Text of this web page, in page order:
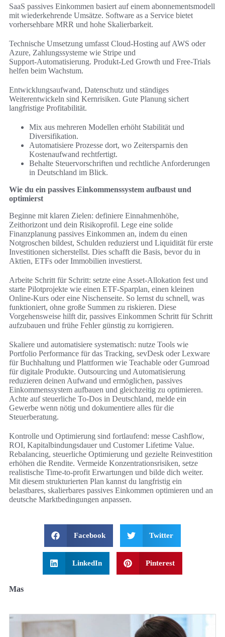
SaaS passives Einkommen basiert auf einem abonnementsmodell
mit wiederkehrende Umsätze. Software as a Service bietet
vorhersehbare MRR und hohe Skalierbarkeit.
Technische Umsetzung umfasst Cloud‑Hosting auf AWS oder
Azure, Zahlungssysteme wie Stripe und
Support‑Automatisierung. Produkt‑Led Growth und Free‑Trials
helfen beim Wachstum.
Entwicklungsaufwand, Datenschutz und ständiges
Weiterentwickeln sind Kernrisiken. Gute Planung sichert
langfristige Profitabilität.
Mix aus mehreren Modellen erhöht Stabilität und
Diversifikation.
Automatisiere Prozesse dort, wo Zeitersparnis den
Kostenaufwand rechtfertigt.
Behalte Steuervorschriften und rechtliche Anforderungen
in Deutschland im Blick.
Wie du ein passives Einkommenssystem aufbaust und
optimierst
Beginne mit klaren Zielen: definiere Einnahmenhöhe,
Zeithorizont und dein Risikoprofil. Lege eine solide
Finanzplanung passives Einkommen an, indem du einen
Notgroschen bildest, Schulden reduzierst und Liquidität für erste
Investitionen sicherstellst. Dies schafft die Basis, bevor du in
Aktien, ETFs oder Immobilien investierst.
Arbeite Schritt für Schritt: setzte eine Asset‑Allokation fest und
starte Pilotprojekte wie einen ETF‑Sparplan, einen kleinen
Online‑Kurs oder eine Nischenseite. So lernst du schnell, was
funktioniert, ohne große Summen zu riskieren. Diese
Vorgehensweise hilft dir, passives Einkommen Schritt für Schritt
aufzubauen und frühe Fehler günstig zu korrigieren.
Skaliere und automatisiere systematisch: nutze Tools wie
Portfolio Performance für das Tracking, sevDesk oder Lexware
für Buchhaltung und Plattformen wie Teachable oder Gumroad
für digitale Produkte. Outsourcing und Automatisierung
reduzieren deinen Aufwand und ermöglichen, passives
Einkommenssystem aufbauen und gleichzeitig zu optimieren.
Achte auf steuerliche To‑Dos in Deutschland, melde ein
Gewerbe wenn nötig und dokumentiere alles für die
Steuerberatung.
Kontrolle und Optimierung sind fortlaufend: messe Cashflow,
ROI, Kapitalbindungsdauer und Customer Lifetime Value.
Rebalancing, steuerliche Optimierung und gezielte Reinvestition
erhöhen die Rendite. Vermeide Konzentrationsrisiken, setze
realistische Time‑to‑profit Erwartungen und bilde dich weiter.
Mit diesem strukturierten Plan kannst du langfristig ein
belastbares, skalierbares passives Einkommen optimieren und an
deutsche Marktbedingungen anpassen.
Facebook Twitter
LinkedIn Pinterest
Mas